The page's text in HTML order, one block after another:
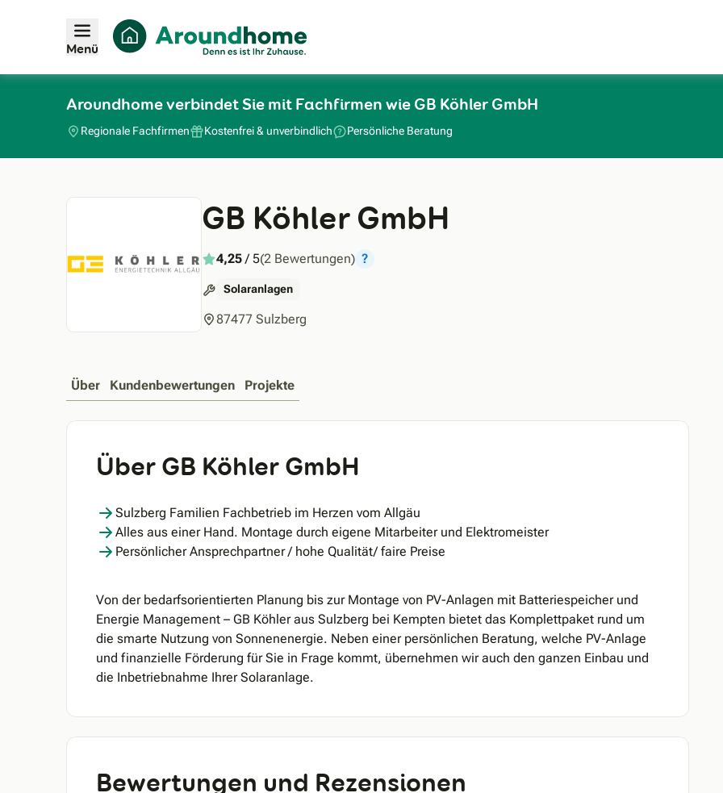
Menü
Aroundhome verbindet Sie mit Fachfirmen wie GB Köhler GmbH
Regionale Fachfirmen Kostenfrei & unverbindlich Persönliche Beratung
GB Köhler GmbH
4,25/ 5(2 Bewertungen) ?
Solaranlagen
87477 Sulzberg
Über Kundenbewertungen Projekte
Über GB Köhler GmbH
Sulzberg Familien Fachbetrieb im Herzen vom Allgäu
Alles aus einer Hand. Montage durch eigene Mitarbeiter und Elektromeister
Persönlicher Ansprechpartner / hohe Qualität/ faire Preise
Von der bedarfsorientierten Planung bis zur Montage von PV-Anlagen mit Batteriespeicher und
Energie Management – GB Köhler aus Sulzberg bei Kempten bietet das Komplettpaket rund um
die smarte Nutzung von Sonnenenergie. Neben einer persönlichen Beratung, welche PV-Anlage
und finanzielle Förderung für Sie in Frage kommt, übernehmen wir auch den ganzen Einbau und
die Inbetriebnahme Ihrer Solaranlage.
Bewertungen und Rezensionen